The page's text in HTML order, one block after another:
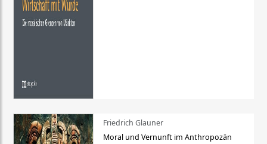
Friedrich Glauner
Moral und Vernunft im Anthropozän